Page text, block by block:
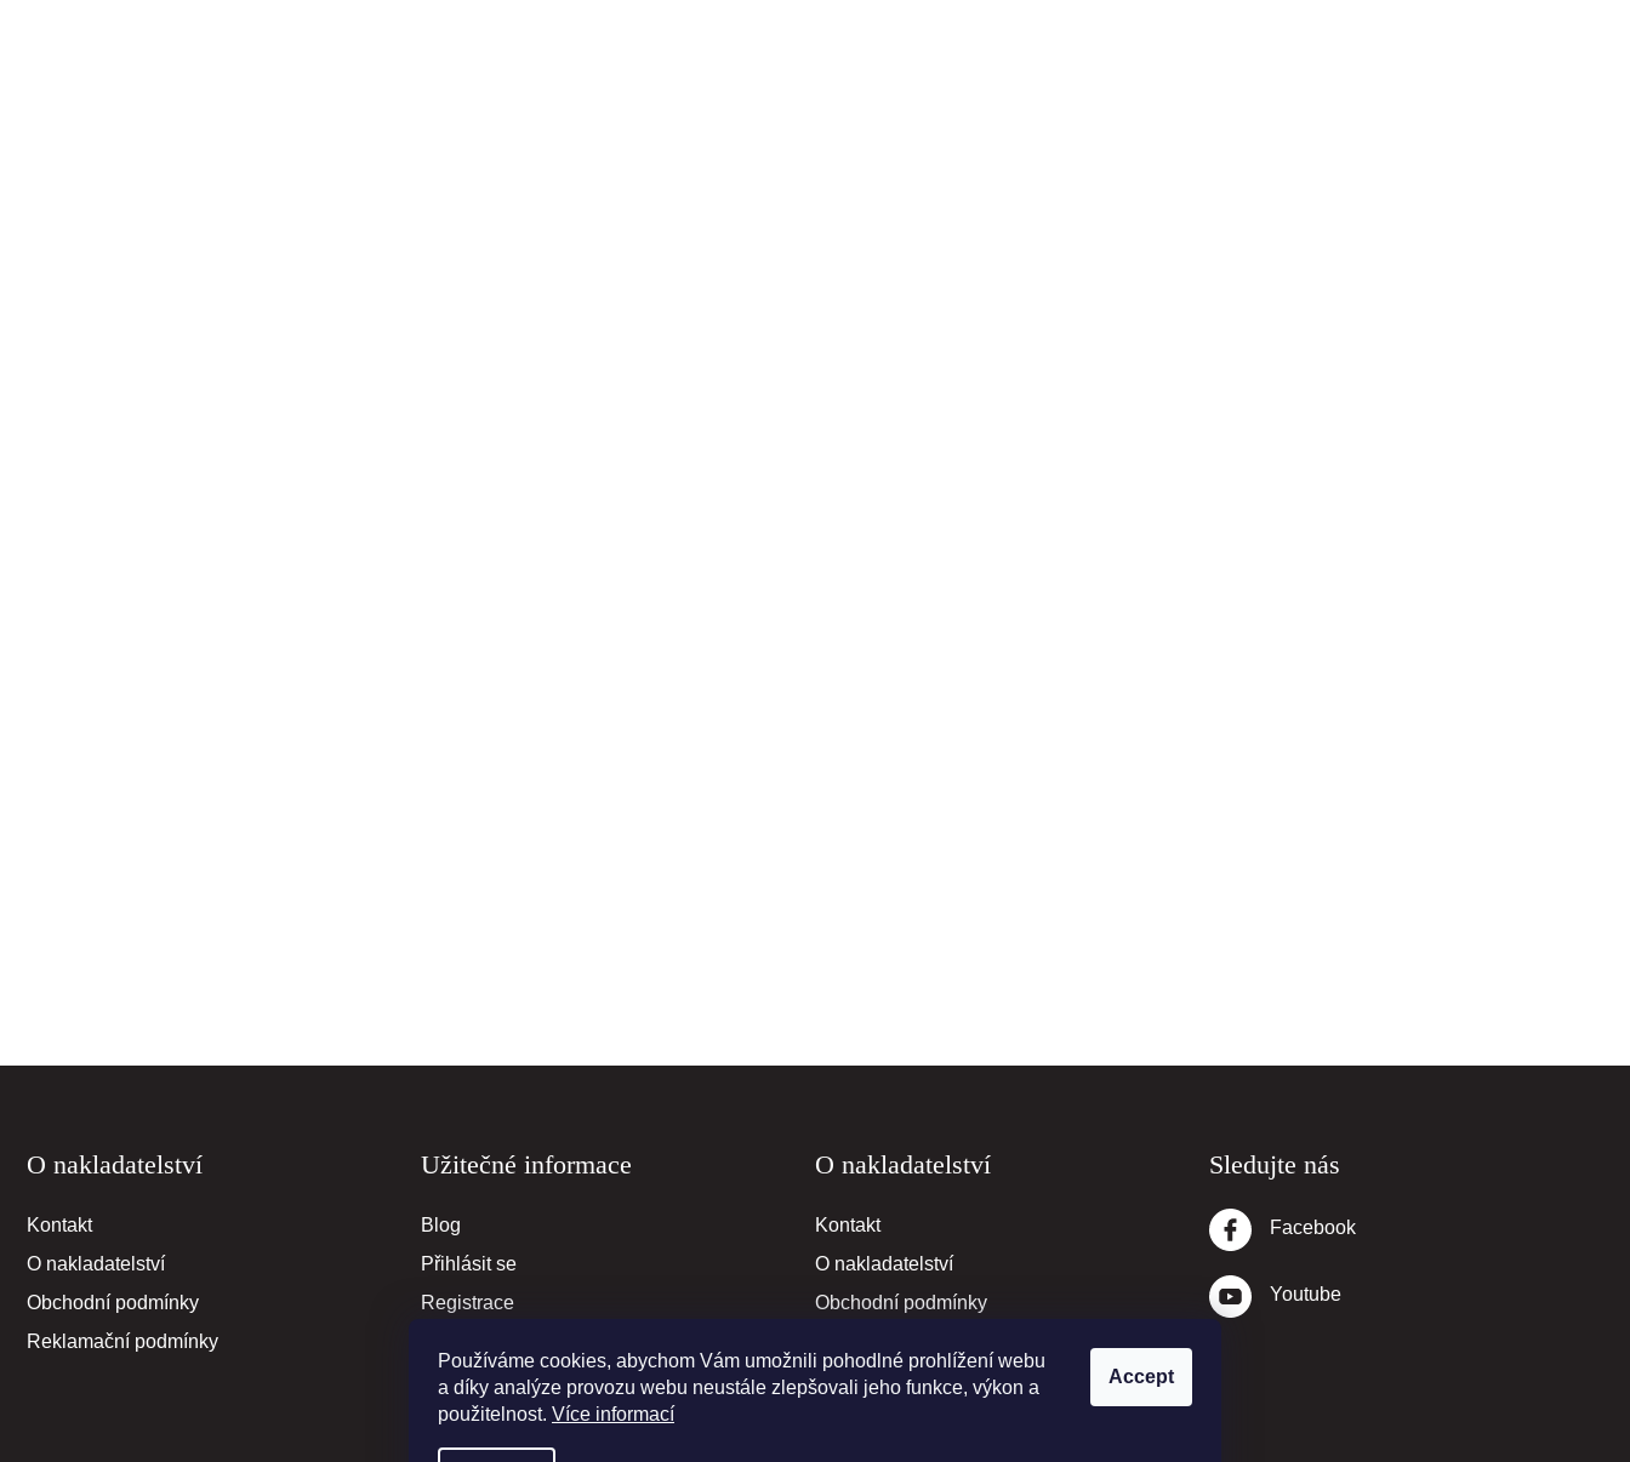
Používáme cookies, abychom Vám umožnili pohodlné prohlížení webu
a díky analýze provozu webu neustále zlepšovali jeho funkce, výkon a
použitelnost. Více informací
Accept
O nakladatelství
Kontakt
O nakladatelství
Obchodní podmínky
Reklamační podmínky
Užitečné informace
Blog
Přihlásit se
Registrace
O nakladatelství
Kontakt
O nakladatelství
Obchodní podmínky
Sledujte nás
Facebook
Youtube